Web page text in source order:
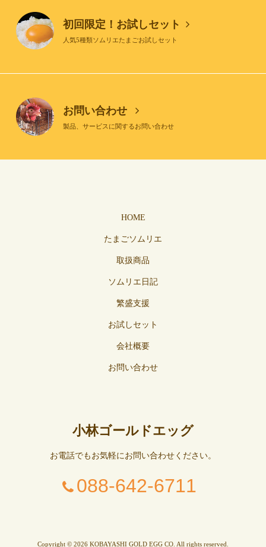
初回限定！お試しセット
人気5種類ソムリエたまごお試しセット
お問い合わせ
製品、サービスに関するお問い合わせ
HOME
たまごソムリエ
取扱商品
ソムリエ日記
繁盛支援
お試しセット
会社概要
お問い合わせ
小林ゴールドエッグ
お電話でもお気軽にお問い合わせください。
088-642-6711
Copyright © 2026 KOBAYASHI GOLD EGG CO. All rights reserved.